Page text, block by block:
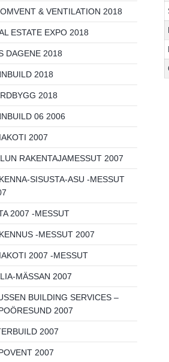
& VENTILATION 2018
ESTATE EXPO 2018
DAGENE 2018
2018
2018
06 2006
2007
RAKENTAJAMESSUT 2007
SISUSTA-ASU -MESSUT
2007 -MESSUT
-MESSUT 2007
2007 -MESSUT
MÄSSAN 2007
BUILDING SERVICES –
2007
2007
2007